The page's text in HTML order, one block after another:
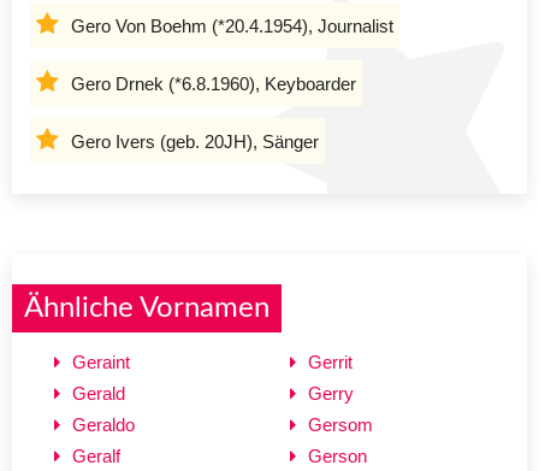
Gero Von Boehm (*20.4.1954), Journalist
Gero Drnek (*6.8.1960), Keyboarder
Gero Ivers (geb. 20JH), Sänger
Ähnliche Vornamen
Geraint
Gerald
Geraldo
Geralf
Gerrit
Gerry
Gersom
Gerson